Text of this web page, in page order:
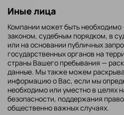
Иные лица
Компании может быть необходимо
законом, судебным порядком, в
или на основании публичных
государственных органов на
страны Вашего пребывания —
данные. Мы также можем
информацию о Вас, если мы
необходимо или уместно в целях
безопасности, поддержания
общественно важных случаях.